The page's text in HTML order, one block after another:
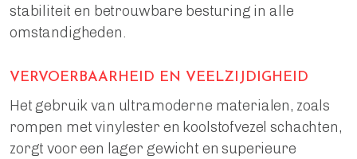
stabiliteit en betrouwbare besturing in alle
omstandigheden.
VERVOERBAARHEID EN VEELZIJDIGHEID
Het gebruik van ultramoderne materialen, zoals
rompen met vinylester en koolstofvezel schachten,
zorgt voor een lager gewicht en superieure